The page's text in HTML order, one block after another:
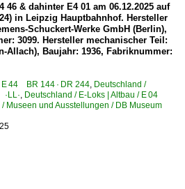
46 & dahinter E4 01 am 06.12.2025 auf
in Leipzig Hauptbahnhof. Hersteller
Schuckert-Werke GmbH (Berlin),
3099. Hersteller mechanischer Teil:
Allach), Baujahr: 1936, Fabriknummer:
E 44 BR 144 · DR 244, Deutschland /
, Deutschland / E-Loks | Altbau / E 04
Museen und Ausstellungen / DB Museum